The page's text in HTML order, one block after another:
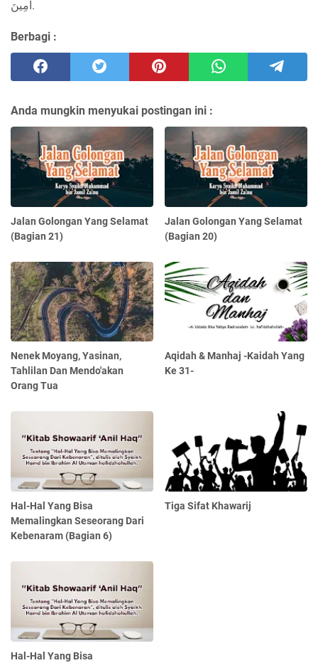
آمِينَ.
Berbagi :
Anda mungkin menyukai postingan ini :
Jalan Golongan Yang Selamat
(Bagian 21)
Jalan Golongan Yang Selamat
(Bagian 20)
Nenek Moyang, Yasinan,
Tahlilan Dan Mendo'akan
Orang Tua
Aqidah & Manhaj -Kaidah Yang
Ke 31-
Hal-Hal Yang Bisa
Memalingkan Seseorang Dari
Kebenaram (Bagian 6)
Tiga Sifat Khawarij
Hal-Hal Yang Bisa